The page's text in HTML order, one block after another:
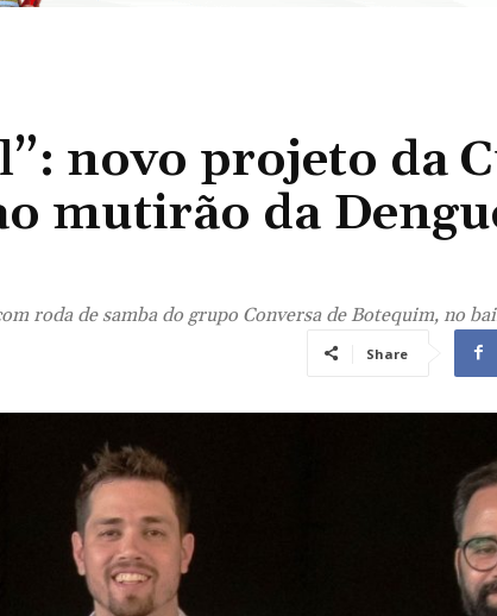
novo projeto da
mutirão da
roda de samba do grupo Conversa de Botequim, no
Share